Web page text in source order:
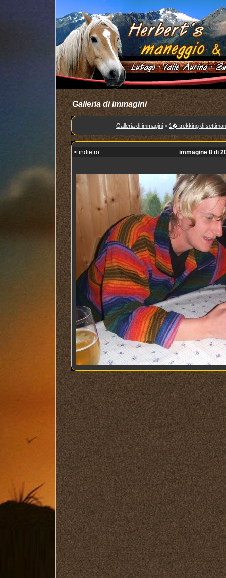
Galleria di immagini
Galleria di immagini > 1� trekking di
< indietro immagine 8 di